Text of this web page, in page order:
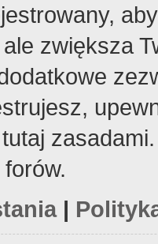
zwiększa
|